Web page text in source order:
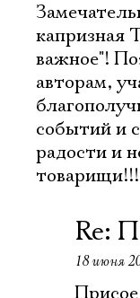
капризная
важное"!
авторам,
событий и
радости и
товарищи!!!
Re:
18 июня